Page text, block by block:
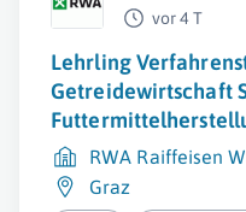
vor 4 T
Lehrling
Getreidewirtschaft
RWA Raiffeisen
Graz